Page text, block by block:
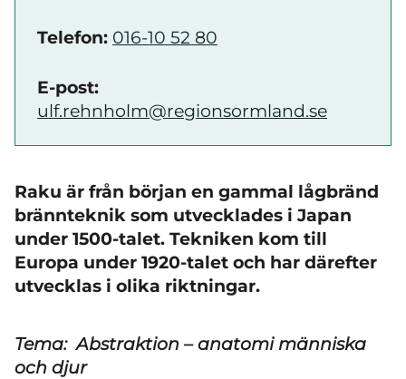
Telefon: 016-10 52 80
E-post:
ulf.rehnholm@regionsormland.se
Raku är från början en gammal lågbränd
brännteknik som utvecklades i Japan
under 1500-talet. Tekniken kom till
Europa under 1920-talet och har därefter
utvecklas i olika riktningar.
Tema: Abstraktion – anatomi människa
och djur